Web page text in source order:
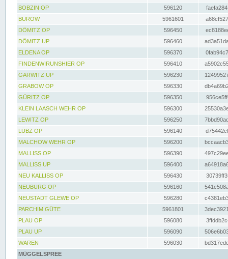
BOBZIN OP
596120
BUROW
5961601
DÖMITZ OP
596450
DÖMITZ UP
596460
ELDENA OP
596370
FINDENWIRUNSHIER OP
596410
GARWITZ UP
596230
GRABOW OP
596330
GÜRITZ OP
596350
KLEIN LAASCH WEHR OP
596300
LEWITZ OP
596250
LÜBZ OP
596140
MALCHOW WEHR OP
596200
MALLISS OP
596390
MALLISS UP
596400
NEU KALLISS OP
596430
NEUBURG OP
596160
NEUSTADT GLEWE OP
596280
PARCHIM GÜTE
5961801
PLAU OP
596080
PLAU UP
596090
WAREN
596030
MÜGGELSPREE